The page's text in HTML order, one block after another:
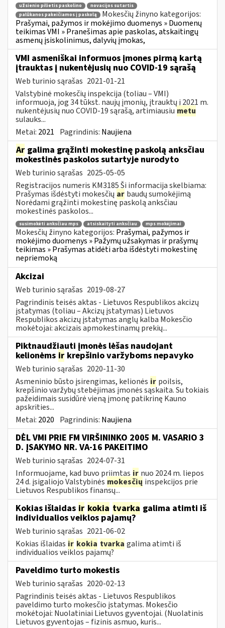
užsienio pilietis paskolino
novacijos sutartis
palūkanos pakeičiamos į paskolą
Mokesčių žinyno kategorijos:
Prašymai, pažymos ir mokėjimo duomenys » Duomenų
teikimas VMI » Pranešimas apie paskolas, atskaitingų
asmenų įsiskolinimus, dalyvių įmokas,
VMI asmeniškai informuos įmones pirmą kartą
įtrauktas į nukentėjusių nuo COVID-19 sąrašą
Web turinio sąrašas 2021-01-21
Valstybinė mokesčių inspekcija (toliau – VMI)
informuoja, jog 34 tūkst. naujų įmonių, įtrauktų į 2021 m.
nukentėjusių nuo COVID-19 sąrašą, artimiausiu metu
sulauks...
Metai: 2021 Pagrindinis: Naujiena
Ar galima grąžinti mokestinę paskolą anksčiau
mokestinės paskolos sutartyje nurodyto
Web turinio sąrašas 2025-05-05
Registracijos numeris KM3185 Ši informacija skelbiama:
Prašymas išdėstyti mokesčių ar baudų sumokėjimą
Norėdami grąžinti mokestinę paskolą anksčiau
mokestinės paskolos...
susimokėti anksčiau mps atsiskaityti anksčiau mps mokėjimai
Mokesčių žinyno kategorijos: Prašymai, pažymos ir
mokėjimo duomenys » Pažymų užsakymas ir prašymų
teikimas » Prašymas atidėti arba išdėstyti mokestinę
nepriemoką
Akcizai
Web turinio sąrašas 2019-08-27
Pagrindinis teisės aktas - Lietuvos Respublikos akcizų
įstatymas (toliau – Akcizų įstatymas) Lietuvos
Respublikos akcizų įstatymas anglų kalba Mokesčio
mokėtojai: akcizais apmokestinamų prekių...
Piktnaudžiauti įmonės lėšas naudojant
kelionėms ir krepšinio varžyboms nepavyko
Web turinio sąrašas 2020-11-30
Asmeninio būsto įsirengimas, kelionės ir poilsis,
krepšinio varžybų stebėjimas įmonės sąskaita. Su tokiais
pažeidimais susidūrė vieną įmonę patikrinę Kauno
apskrities...
Metai: 2020 Pagrindinis: Naujiena
DĖL VMI PRIE FM VIRŠININKO 2005 M. VASARIO 3
D. ĮSAKYMO NR. VA-16 PAKEITIMO
Web turinio sąrašas 2024-07-31
Informuojame, kad buvo priimtas ir nuo 2024 m. liepos
24 d. įsigaliojo Valstybinės mokesčių inspekcijos prie
Lietuvos Respublikos finansų...
Kokias išlaidas ir kokia tvarka galima atimti iš
individualios veiklos pajamų?
Web turinio sąrašas 2021-06-02
Kokias išlaidas ir kokia tvarka galima atimti iš
individualios veiklos pajamų?
Paveldimo turto mokestis
Web turinio sąrašas 2020-02-13
Pagrindinis teisės aktas - Lietuvos Respublikos
paveldimo turto mokesčio įstatymas. Mokesčio
mokėtojai: Nuolatiniai Lietuvos gyventojai. (Nuolatinis
Lietuvos gyventojas – fizinis asmuo, kuris...